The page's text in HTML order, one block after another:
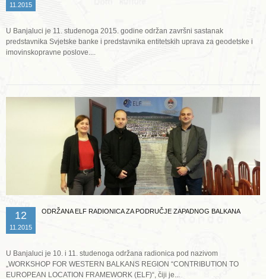
11.2015
U Banjaluci je 11. studenoga 2015. godine održan završni sastanak
predstavnika Svjetske banke i predstavnika entitetskih uprava za geodetske i
imovinskopravne poslove....
12
11.2015
ODRŽANA ELF RADIONICA ZA PODRUČJE ZAPADNOG BALKANA
U Banjaluci je 10. i 11. studenoga održana radionica pod nazivom
„WORKSHOP FOR WESTERN BALKANS REGION “CONTRIBUTION TO
EUROPEAN LOCATION FRAMEWORK (ELF)“, čiji je...
Opširnije ...